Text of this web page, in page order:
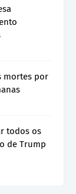
mortes por
todos os
de Trump